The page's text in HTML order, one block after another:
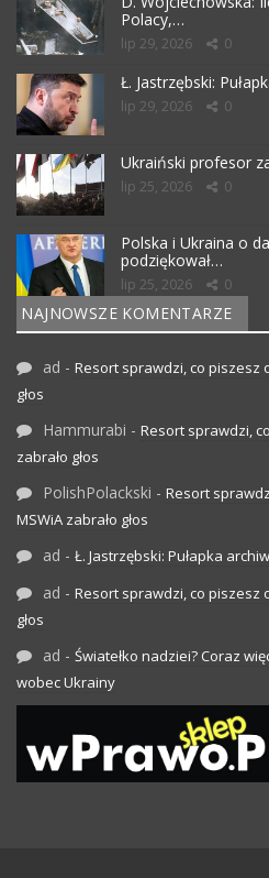
Polacy,…
lip 29, 2026 0
Ł. Jastrzębski:
lip 29, 2026 0
Ukraiński profesor
lip 25, 2026 0
Polska i Ukraina o
podziękował…
lip 25, 2026 0
NAJNOWSZE KOMENTARZE
ad - Resort sprawdzi, co piszesz
głos
Hammurabi - Resort sprawdzi,
zabrało głos
PolishPolackski - Resort
MSWiA zabrało głos
ad - Ł. Jastrzębski: Pułapka
ad - Resort sprawdzi, co piszesz
głos
ad - Światełko nadziei? Coraz
wobec Ukrainy